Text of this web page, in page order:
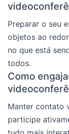
Preparar o seu
objetos ao
no que está
todos.
Como
Manter contato
participe